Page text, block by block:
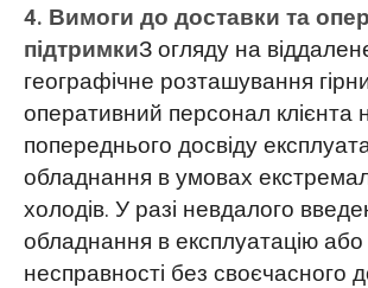
4. Вимоги до доставки та
підтримкиЗ огляду на
географічне розташування
оперативний персонал клієнта
попереднього досвіду
обладнання в умовах
холодів. У разі невдалого
обладнання в експлуатацію
несправності без своєчасного